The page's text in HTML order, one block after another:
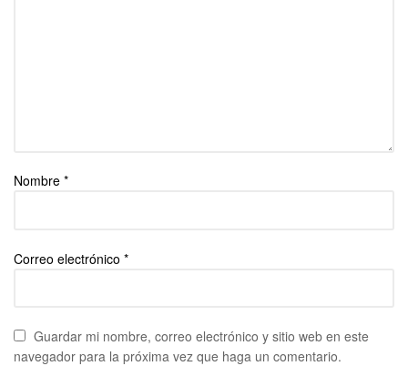
Nombre *
Correo electrónico *
Guardar mi nombre, correo electrónico y sitio web en este
navegador para la próxima vez que haga un comentario.